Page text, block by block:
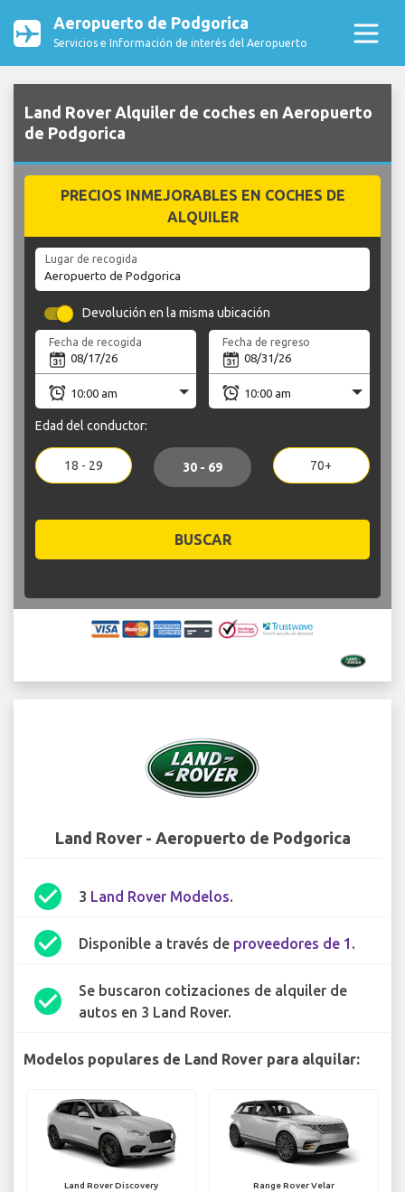
Aeropuerto de Podgorica
Servicios e Información de interés del Aeropuerto
Land Rover Alquiler de coches en Aeropuerto
de Podgorica
PRECIOS INMEJORABLES EN COCHES DE
ALQUILER
Lugar de recogida
Devolución en la misma ubicación
Fecha de recogida Fecha de regreso
Edad del conductor:
18 - 29 30 - 69 70+
BUSCAR
Land Rover - Aeropuerto de Podgorica
check_circle 3 Land Rover Modelos.
check_circle Disponible a través de proveedores de 1 .
check_circle
Se buscaron cotizaciones de alquiler de
autos en 3 Land Rover.
Modelos populares de Land Rover para alquilar:
Land Rover Discovery Range Rover Velar